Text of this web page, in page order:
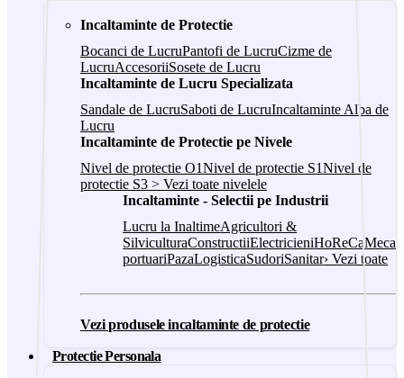
Incaltaminte de Protectie
Bocanci de LucruPantofi de LucruCizme de
LucruAccesoriiSosete de Lucru
Incaltaminte de Lucru Specializata
Sandale de LucruSaboti de LucruIncaltaminte Alba de
Lucru
Incaltaminte de Protectie pe Nivele
Nivel de protectie O1Nivel de protectie S1Nivel de
protectie S3 > Vezi toate nivelele
Incaltaminte - Selectii pe Industrii
Lucru la InaltimeAgricultori &
SilviculturaConstructiiElectricieniHoReCa
portuariPazaLogisticaSudoriSanitar› Vezi toate
Vezi produsele incaltaminte de protectie
Protectie Personala